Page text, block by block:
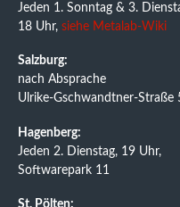
Jeden 1. Sonntag & 3.
18 Uhr, siehe Metalab-Wiki
Salzburg:
nach Absprache
Ulrike-Gschwandtner-Straße
Hagenberg:
Jeden 2. Dienstag, 19 Uhr,
Softwarepark 11
St. Pölten: